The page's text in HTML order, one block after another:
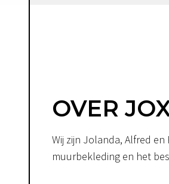
OVER
Wij zijn Jolanda, Alfred
muurbekleding en het